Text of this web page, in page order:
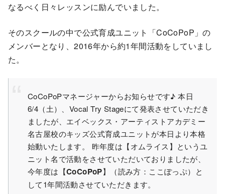
なるべく日々レッスンに励んでいました。
そのスクールの中で公式育成ユニット「CoCoPoP」の
メンバーとなり、2016年から約1年間活動をしていまし
た。
CoCoPoPマネージャーからお知らせです♪ 本日
6/4（土）、Vocal Try Stageにて発表させていただき
ましたが、エイベックス・アーティストアカデミー
名古屋校のキッズ公式育成ユニットが本日より本格
始動いたします。 昨年度は【オムライス】というユ
ニット名で活動をさせていただいておりましたが、
今年度は【CoCoPoP】（読み方：ここぽっぷ）と
して1年間活動させていただきます。